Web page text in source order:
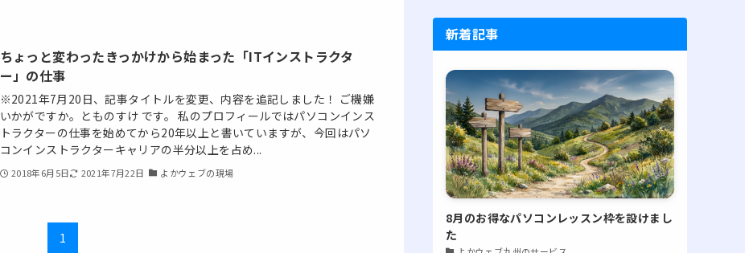
ちょっと変わったきっかけから始まった「ITインストラクタ
ー」の仕事
※2021年7月20日、記事タイトルを変更、内容を追記しました！ ご機嫌
いかがですか。とものすけ です。 私のプロフィールではパソコンインス
トラクターの仕事を始めてから20年以上と書いていますが、今回はパソ
コンインストラクターキャリアの半分以上を占め...
2018年6月5日 2021年7月22日 よかウェブの現場
1
新着記事
8月のお得なパソコンレッスン枠を設けまし
た